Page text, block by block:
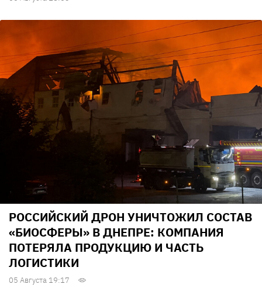
РОССИЙСКИЙ ДРОН УНИЧТОЖИЛ СОСТАВ
«БИОСФЕРЫ» В ДНЕПРЕ: КОМПАНИЯ
ПОТЕРЯЛА ПРОДУКЦИЮ И ЧАСТЬ
ЛОГИСТИКИ
05 Августа 19:17